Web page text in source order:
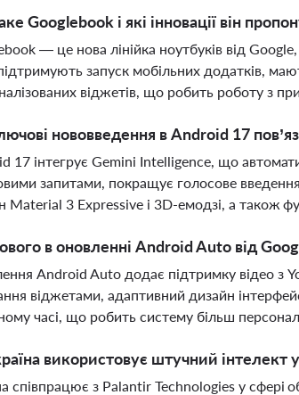
Googlebook і які інновації він
— це нова лінійка ноутбуків від
запуск мобільних додатків,
віджетів, що робить роботу з
нововведення в Android 17
17 інтегрує Gemini Intelligence, що
запитами, покращує голосове
Material 3 Expressive і 3D-емодзі, а також
в оновленні Android Auto від
Android Auto додає підтримку відео з
віджетами, адаптивний дизайн
часі, що робить систему більш
використовує штучний інтелект
співпрацює з Palantir Technologies у сфері